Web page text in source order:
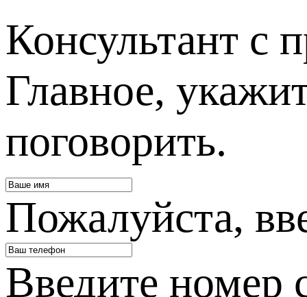
Консультант с
Главное,
поговорить.
Пожалуйста,
Введите номер